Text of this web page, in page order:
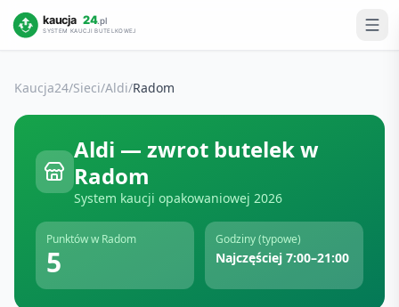
Kaucja24/Sieci/Aldi/Radom
Aldi — zwrot butelek w
Radom
System kaucji opakowaniowej 2026
Punktów w Radom
5
Godziny (typowe)
Najczęściej 7:00–21:00